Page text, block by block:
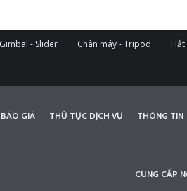
- Slider Chân máy - Tripod Hắt
BÁO GIÁ THỦ TỤC DỊCH VỤ THÔNG TIN
CUNG CẤP